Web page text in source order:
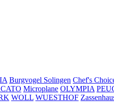
Burgvogel Solingen Chef's
Microplane OLYMPIA
WOLL WUESTHOF